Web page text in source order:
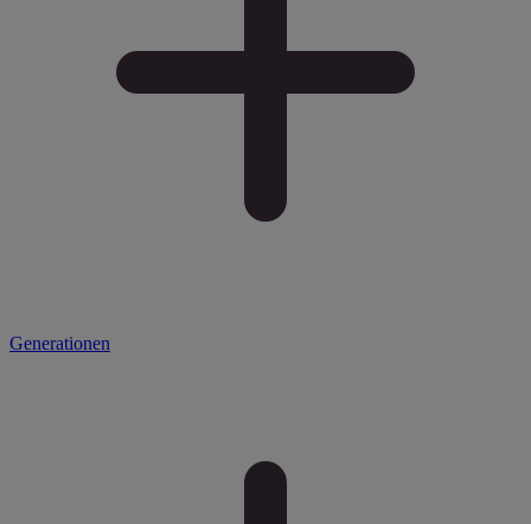
Generationen